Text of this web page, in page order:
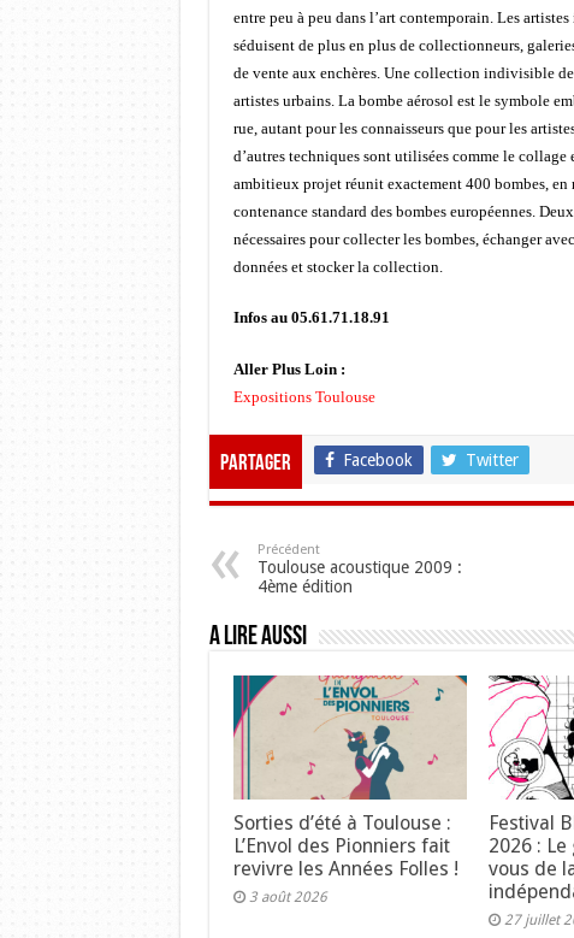
entre peu à peu dans l’art contemporain. Les artistes
séduisent de plus en plus de collectionneurs,
de vente aux enchères. Une collection indivisible
artistes urbains. La bombe aérosol est le symbole
rue, autant pour les connaisseurs que pour les
d’autres techniques sont utilisées comme le
ambitieux projet réunit exactement 400 bombes, en
contenance standard des bombes européennes.
nécessaires pour collecter les bombes, échanger
données et stocker la collection.
Infos au 05.61.71.18.91
Aller Plus Loin :
Expositions Toulouse
Partager Facebook Twitter
Précédent
Toulouse acoustique 2009 :
4ème édition
A lire aussi
Sorties d’été à Toulouse :
L’Envol des Pionniers fait
revivre les Années Folles !
3 août 2026
Festival
2026 :
vous de
27 juillet